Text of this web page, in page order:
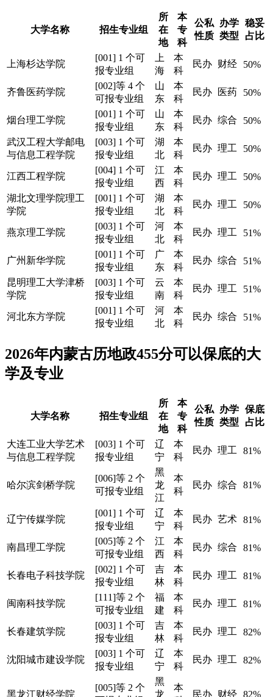
大学名称 招生专业组
所
在
地
本
专
科
公私
性质
办学
类型
稳妥
占比
上海杉达学院
[001] 1 个可
报专业组
上
海
本
科
民办 财经 50%
齐鲁医药学院
[002]等 4 个
可报专业组
山
东
本
科
民办 医药 50%
烟台理工学院
[001] 1 个可
报专业组
山
东
本
科
民办 综合 50%
武汉工程大学邮电
与信息工程学院
[003] 1 个可
报专业组
湖
北
本
科
民办 理工 50%
江西工程学院
[004] 1 个可
报专业组
江
西
本
科
民办 理工 50%
湖北文理学院理工
学院
[001] 1 个可
报专业组
湖
北
本
科
民办 理工 50%
燕京理工学院
[003] 1 个可
报专业组
河
北
本
科
民办 理工 51%
广州新华学院
[001] 1 个可
报专业组
广
东
本
科
民办 综合 51%
昆明理工大学津桥
学院
[003] 1 个可
报专业组
云
南
本
科
民办 理工 51%
河北东方学院
[001] 1 个可
报专业组
河
北
本
科
民办 综合 51%
2026年内蒙古历地政455分可以保底的大
学及专业
大学名称 招生专业组
所
在
地
本
专
科
公私
性质
办学
类型
保底
占比
大连工业大学艺术
与信息工程学院
[003] 1 个可
报专业组
辽
宁
本
科
民办 理工 81%
哈尔滨剑桥学院
[006]等 2 个
可报专业组
黑
龙
江
本
科
民办 综合 81%
辽宁传媒学院
[001] 1 个可
报专业组
辽
宁
本
科
民办 艺术 81%
南昌理工学院
[005]等 2 个
可报专业组
江
西
本
科
民办 综合 81%
长春电子科技学院
[002] 1 个可
报专业组
吉
林
本
科
民办 理工 81%
闽南科技学院
[111]等 2 个
可报专业组
福
建
本
科
民办 理工 81%
长春建筑学院
[003] 1 个可
报专业组
吉
林
本
科
民办 理工 82%
沈阳城市建设学院
[003] 1 个可
报专业组
辽
宁
本
科
民办 理工 82%
黑龙江财经学院
[005]等 2 个
黑
龙
本
民办 财经 82%